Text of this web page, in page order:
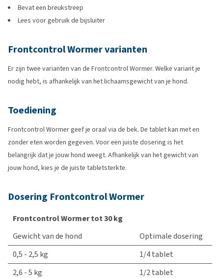
Bevat een breukstreep
Lees voor gebruik de bijsluiter
Frontcontrol Wormer varianten
Er zijn twee varianten van de Frontcontrol Wormer. Welke variant je
nodig hebt, is afhankelijk van het lichaamsgewicht van je hond.
Toediening
Frontcontrol Wormer geef je oraal via de bek. De tablet kan met en
zonder eten worden gegeven. Voor een juiste dosering is het
belangrijk dat je jouw hond weegt. Afhankelijk van het gewicht van
jouw hond, kies je de juiste tabletsterkte.
Dosering Frontcontrol Wormer
Frontcontrol Wormer tot 30 kg
Gewicht van de hond
Optimale dosering
0,5 - 2,5 kg
1/4 tablet
2,6 - 5 kg
1/2 tablet